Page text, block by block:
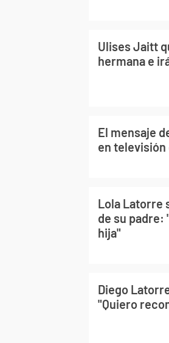
Ulises Jaitt
hermana e
El mensaje
en televisión
Lola Latorre
de su padre:
hija"
Diego
"Quiero